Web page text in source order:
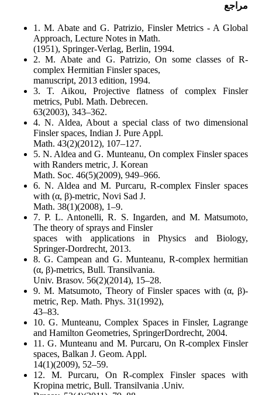
مراجع
1. M. Abate and G. Patrizio, Finsler Metrics - A Global
Approach, Lecture Notes in Math.
(1951), Springer-Verlag, Berlin, 1994.
2. M. Abate and G. Patrizio, On some classes of R-
complex Hermitian Finsler spaces,
manuscript, 2013 edition, 1994.
3. T. Aikou, Projective flatness of complex Finsler
metrics, Publ. Math. Debrecen.
63(2003), 343–362.
4. N. Aldea, About a special class of two dimensional
Finsler spaces, Indian J. Pure Appl.
Math. 43(2)(2012), 107–127.
5. N. Aldea and G. Munteanu, On complex Finsler spaces
with Randers metric, J. Korean
Math. Soc. 46(5)(2009), 949–966.
6. N. Aldea and M. Purcaru, R-complex Finsler spaces
with (α, β)-metric, Novi Sad J.
Math. 38(1)(2008), 1–9.
7. P. L. Antonelli, R. S. Ingarden, and M. Matsumoto,
The theory of sprays and Finsler
spaces with applications in Physics and Biology,
Springer-Dordrecht, 2013.
8. G. Campean and G. Munteanu, R-complex hermitian
(α, β)-metrics, Bull. Transilvania.
Univ. Brasov. 56(2)(2014), 15–28.
9. M. Matsumoto, Theory of Finsler spaces with (α, β)-
metric, Rep. Math. Phys. 31(1992),
43–83.
10. G. Munteanu, Complex Spaces in Finsler, Lagrange
and Hamilton Geometries, SpringerDordrecht, 2004.
11. G. Munteanu and M. Purcaru, On R-complex Finsler
spaces, Balkan J. Geom. Appl.
14(1)(2009), 52–59.
12. M. Purcaru, On R-complex Finsler spaces with
Kropina metric, Bull. Transilvania .Univ.